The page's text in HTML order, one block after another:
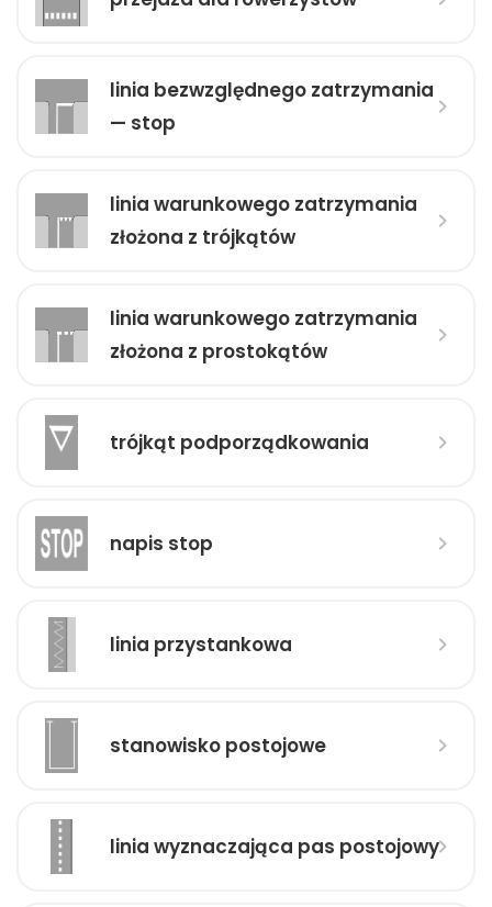
linia bezwzględnego zatrzymania
— stop
linia warunkowego zatrzymania
złożona z trójkątów
linia warunkowego zatrzymania
złożona z prostokątów
trójkąt podporządkowania
napis stop
linia przystankowa
stanowisko postojowe
linia wyznaczająca pas postojowy